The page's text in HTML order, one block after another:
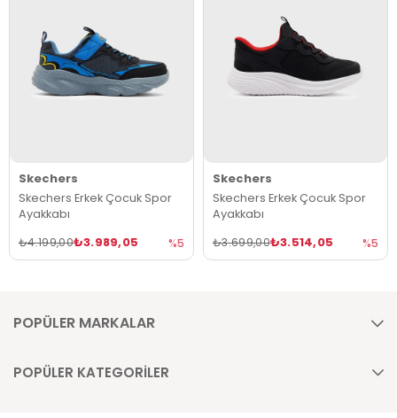
Skechers
Skechers Erkek Çocuk Spor
Ayakkabı
₺3.989,05
₺4.199,00 %5
Skechers
Skechers Erkek Çocuk Spor
Ayakkabı
₺3.514,05
₺3.699,00 %5
POPÜLER MARKALAR
POPÜLER KATEGORİLER